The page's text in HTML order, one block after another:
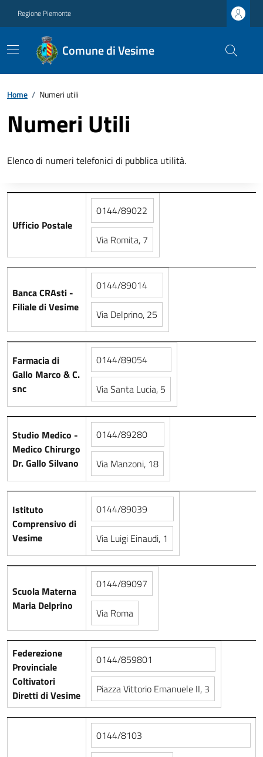
Regione Piemonte
Comune di Vesime
Home / Numeri utili
Numeri Utili
Elenco di numeri telefonici di pubblica utilità.
Ufficio Postale
0144/89022
Via Romita, 7
Banca CRAsti -
Filiale di Vesime
0144/89014
Via Delprino, 25
Farmacia di
Gallo Marco & C.
snc
0144/89054
Via Santa Lucia, 5
Studio Medico -
Medico Chirurgo
Dr. Gallo Silvano
0144/89280
Via Manzoni, 18
Istituto
Comprensivo di
Vesime
0144/89039
Via Luigi Einaudi, 1
Scuola Materna
Maria Delprino
0144/89097
Via Roma
Federezione
Provinciale
Coltivatori
Diretti di Vesime
0144/859801
Piazza Vittorio Emanuele II, 3
0144/8103